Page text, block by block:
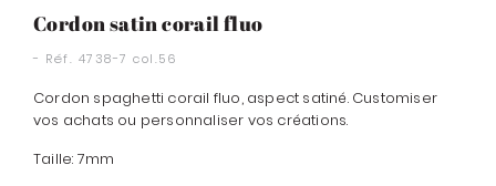
Cordon satin corail fluo
- Réf. 4738-7 col.56
Cordon spaghetti corail fluo, aspect satiné. Customiser
vos achats ou personnaliser vos créations.
Taille: 7mm